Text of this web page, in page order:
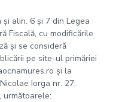
alin. 6 și 7 din Legea
Fiscală, cu modificările
și se consideră
pe site-ul primăriei
și la
Iorga nr. 27,
următoarele: